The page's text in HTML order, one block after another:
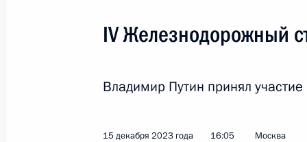
22 декабря 2023 года, 14:00 Москва,
IV Железнодорожный
Владимир Путин принял
15 декабря 2023 года 16:05 Москва